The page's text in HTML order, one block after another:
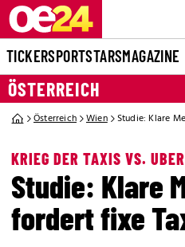
TICKERSPORTSTARSMAGAZINE
ÖSTERREICH
Österreich Wien Studie: Klare
KRIEG DER TAXIS VS. UBER
Studie: Klare
fordert fixe